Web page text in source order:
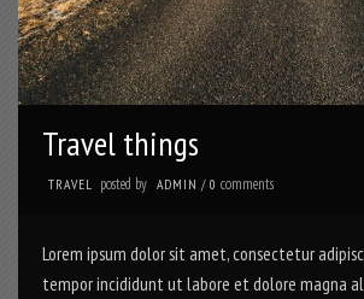
Travel things
TRAVEL posted by ADMIN / 0 comments
Lorem ipsum dolor sit amet, consectetur
tempor incididunt ut labore et dolore magna